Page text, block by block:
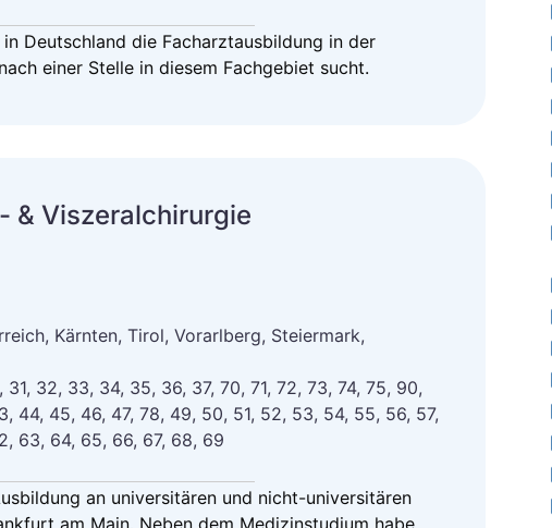
Deutschland die Facharztausbildung in der
einer Stelle in diesem Fachgebiet sucht.
& Viszeralchirurgie
Kärnten, Tirol, Vorarlberg, Steiermark,
32, 33, 34, 35, 36, 37, 70, 71, 72, 73, 74, 75, 90,
44, 45, 46, 47, 78, 49, 50, 51, 52, 53, 54, 55, 56, 57,
63, 64, 65, 66, 67, 68, 69
an universitären und nicht-universitären
am Main. Neben dem Medizinstudium habe